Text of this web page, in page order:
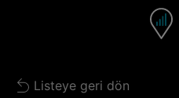
Gezinme çubuğu
Back to list
Listeye geri dön